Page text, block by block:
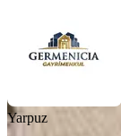
Yarpuz